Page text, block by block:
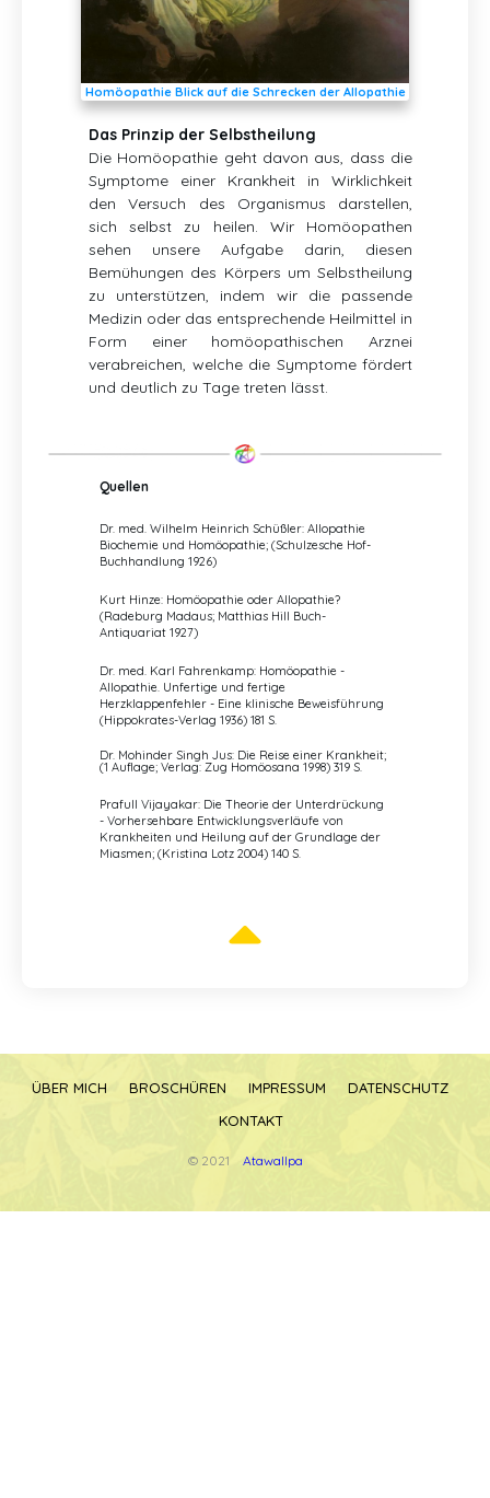
Homöopathie Blick auf die Schrecken der Allopathie
Das Prinzip der Selbstheilung
Die Homöopathie geht davon aus, dass die
Symptome einer Krankheit in Wirklichkeit
den Versuch des Organismus darstellen,
sich selbst zu heilen. Wir Homöopathen
sehen unsere Aufgabe darin, diesen
Bemühungen des Körpers um Selbstheilung
zu unterstützen, indem wir die passende
Medizin oder das entsprechende Heilmittel in
Form einer homöopathischen Arznei
verabreichen, welche die Symptome fördert
und deutlich zu Tage treten lässt.
Quellen
Dr. med. Wilhelm Heinrich Schüßler: Allopathie
Biochemie und Homöopathie; (Schulzesche Hof-
Buchhandlung 1926)
Kurt Hinze: Homöopathie oder Allopathie?
(Radeburg Madaus; Matthias Hill Buch-
Antiquariat 1927)
Dr. med. Karl Fahrenkamp: Homöopathie -
Allopathie. Unfertige und fertige
Herzklappenfehler - Eine klinische Beweisführung
(Hippokrates-Verlag 1936) 181 S.
Dr. Mohinder Singh Jus: Die Reise einer Krankheit;
(1 Auflage; Verlag: Zug Homöosana 1998) 319 S.
Prafull Vijayakar: Die Theorie der Unterdrückung
- Vorhersehbare Entwicklungsverläufe von
Krankheiten und Heilung auf der Grundlage der
Miasmen; (Kristina Lotz 2004) 140 S.
ÜBER MICH BROSCHÜREN IMPRESSUM
DATENSCHUTZ
KONTAKT
© 2021 Atawallpa